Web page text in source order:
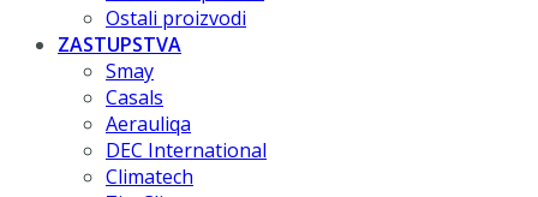
Ostali proizvodi
ZASTUPSTVA
Smay
Casals
Aerauliqa
DEC International
Climatech